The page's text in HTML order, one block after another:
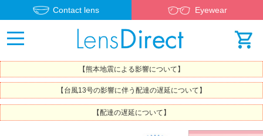
Contact lens Eyewear
【熊本地震による影響について】
【台風13号の影響に伴う配達の遅延について】
【配達の遅延について】